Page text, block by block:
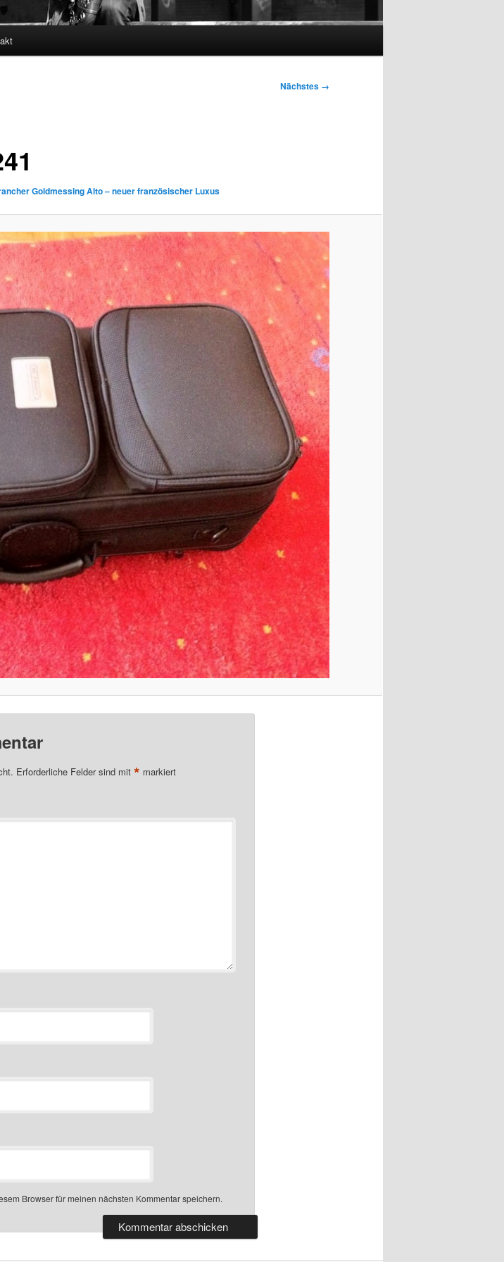
Nächstes →
Goldmessing Alto – neuer französischer Luxus
Erforderliche Felder sind mit * markiert
Browser für meinen nächsten Kommentar speichern.